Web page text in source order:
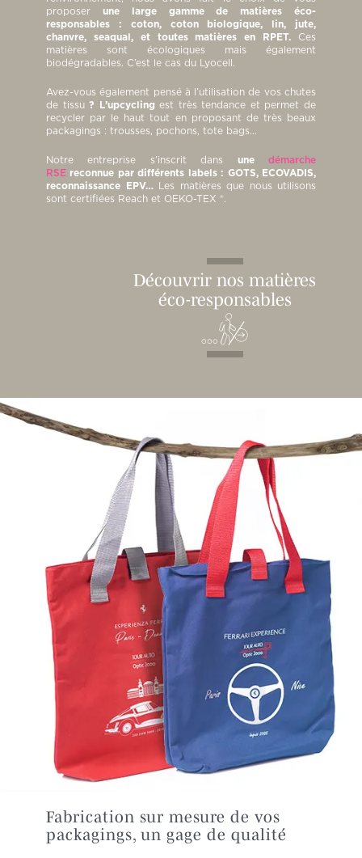
proposer une large
gamme de matières éco-
responsables : coton, coton biologique, lin, jute,
chanvre, seaqual, et toutes matières en RPET. Ces
matières sont écologiques mais également
biodégradables. C’est le cas du Lyocell.
Avez-vous également pensé à l’utilisation de vos chutes
de tissu? L’upcyclingest très tendance et permet de
recycler par le haut tout en proposant de très beaux
packagings : trousses, pochons, tote bags…
Notre entreprise s’inscrit dans unedémarche
RSE reconnue par différents labels : GOTS, ECOVADIS,
reconnaissance EPV…Les matières que nous utilisons
sont certifiées Reach et OEKO-TEX ®.
Découvrir nos matières
éco-responsables
Fabrication sur mesure de vos
packagings, un gage de qualité